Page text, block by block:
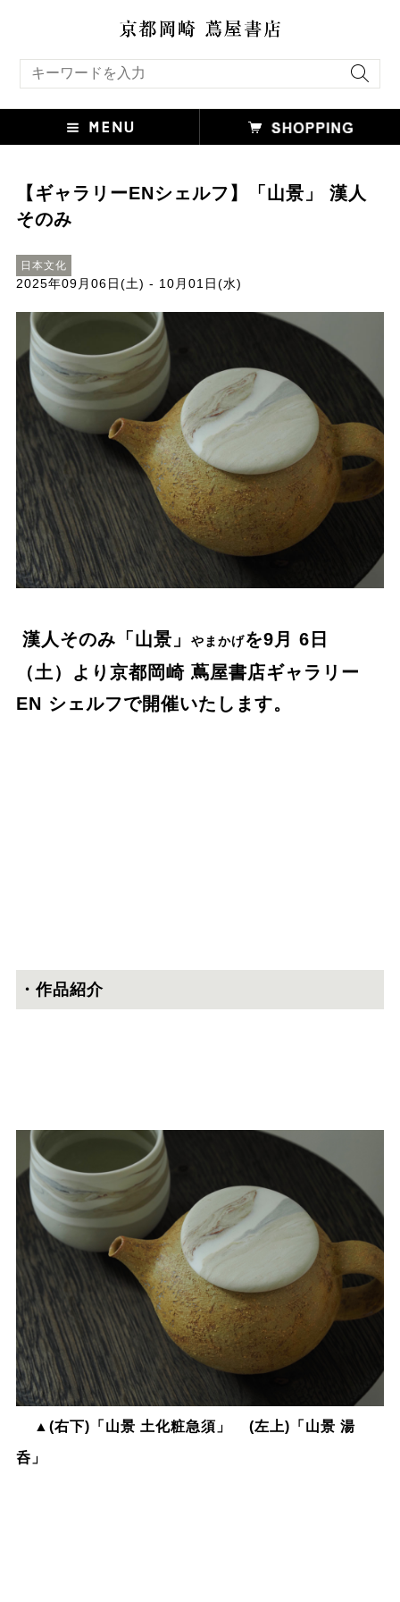
【ギャラリーENシェルフ】「山景」 漢人
そのみ
日本文化
2025年09月06日(土) - 10月01日(水)
漢人そのみ「山景」 やまかげを9⽉ 6⽇
（土）より京都岡崎 蔦屋書店ギャラリー
EN シェルフで開催いたします。
・作品紹介
▲(右下)「山景 土化粧急須」 (左上)「山景 湯
呑」